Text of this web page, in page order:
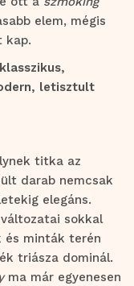
elem, mégis
kap.
letisztult
titka az
darab nemcsak
elegáns.
sokkal
és minták terén
triásza dominál.
ma már egyenesen